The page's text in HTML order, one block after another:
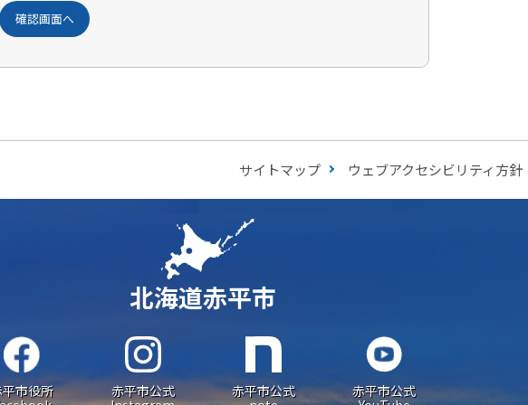
サイトマップ ウェブアクセシビリティ方針
北海道赤平市
市役所
赤平市公式
赤平市公式
赤平市公式